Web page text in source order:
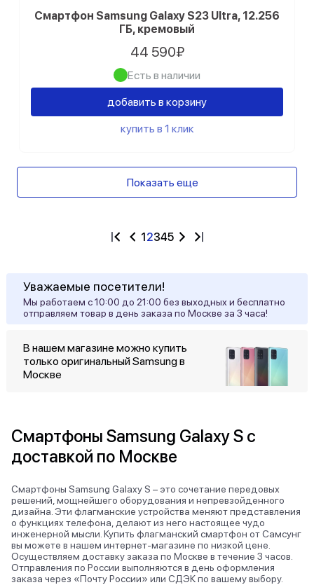
Смартфон Samsung Galaxy S23 Ultra, 12.256
ГБ, кремовый
44 590₽
Есть в наличии
добавить в корзину
купить в 1 клик
Показать еще
12345
Уважаемые посетители!
Мы работаем с 10:00 до 21:00 без выходных и бесплатно
отправляем товар в день заказа по Москве за 3 часа!
В нашем магазине можно купить
только оригинальный Samsung в
Москве
Смартфоны Samsung Galaxy S с
доставкой по Москве
Смартфоны Samsung Galaxy S – это сочетание передовых
решений, мощнейшего оборудования и непревзойденного
дизайна. Эти флагманские устройства меняют представления
о функциях телефона, делают из него настоящее чудо
инженерной мысли. Купить флагманский смартфон от Самсунг
вы можете в нашем интернет-магазине по низкой цене.
Осуществляем доставку заказа по Москве в течение 3 часов.
Отправления по России выполняются в день оформления
заказа через «Почту России» или СДЭК по вашему выбору.